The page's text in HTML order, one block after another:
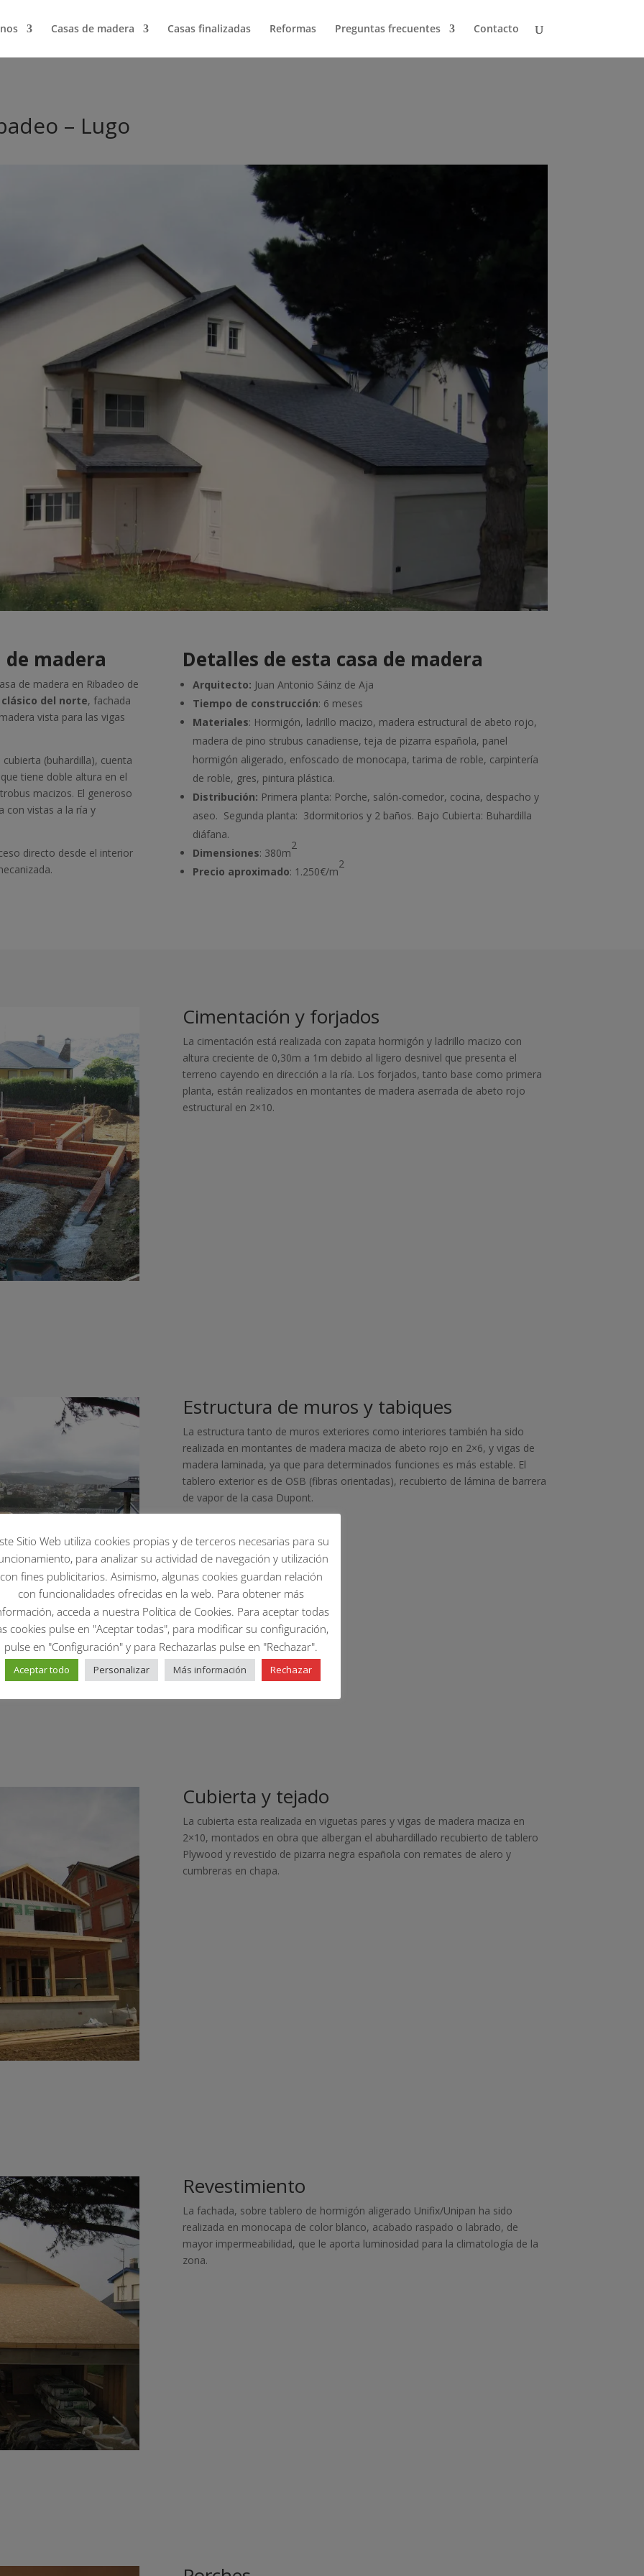
Casas de madera Casas finalizadas Reformas Preguntas frecuentes Contacto
– Lugo
de madera
de madera en Ribadeo de
del norte, fachada
vista para las vigas
(buhardilla), cuenta
tiene doble altura en el
macizos. El generoso
con vistas a la ría y
directo desde el interior
Detalles de esta casa de madera
Arquitecto: Juan Antonio Sáinz de Aja
Tiempo de construcción: 6 meses
Materiales: Hormigón, ladrillo macizo, madera estructural de abeto rojo,
madera de pino strubus canadiense, teja de pizarra española, panel
hormigón aligerado, enfoscado de monocapa, tarima de roble, carpintería
de roble, gres, pintura plástica.
Distribución: Primera planta: Porche, salón-comedor, cocina, despacho y
aseo. Segunda planta: 3dormitorios y 2 baños. Bajo Cubierta: Buhardilla
diáfana.
Dimensiones: 380m
2
Precio aproximado: 1.250€/m
2
Cimentación y forjados
La cimentación está realizada con zapata hormigón y ladrillo macizo con
altura creciente de 0,30m a 1m debido al ligero desnivel que presenta el
terreno cayendo en dirección a la ría. Los forjados, tanto base como primera
planta, están realizados en montantes de madera aserrada de abeto rojo
estructural en 2×10.
Estructura de muros y tabiques
La estructura tanto de muros exteriores como interiores también ha sido
realizada en montantes de madera maciza de abeto rojo en 2×6, y vigas de
madera laminada, ya que para determinados funciones es más estable. El
tablero exterior es de OSB (fibras orientadas), recubierto de lámina de barrera
de vapor de la casa Dupont.
Cubierta y tejado
La cubierta esta realizada en viguetas pares y vigas de madera maciza en
2×10, montados en obra que albergan el abuhardillado recubierto de tablero
Plywood y revestido de pizarra negra española con remates de alero y
cumbreras en chapa.
Revestimiento
La fachada, sobre tablero de hormigón aligerado Unifix/Unipan ha sido
realizada en monocapa de color blanco, acabado raspado o labrado, de
mayor impermeabilidad, que le aporta luminosidad para la climatología de la
zona.
Sitio Web utiliza cookies propias y de terceros necesarias para su
para analizar su actividad de navegación y utilización
con fines publicitarios. Asimismo, algunas cookies guardan relación
con funcionalidades ofrecidas en la web. Para obtener más
acceda a nuestra Política de Cookies. Para aceptar todas
cookies pulse en "Aceptar todas", para modificar su configuración,
pulse en "Configuración" y para Rechazarlas pulse en "Rechazar".
Aceptar todo Personalizar Más información Rechazar